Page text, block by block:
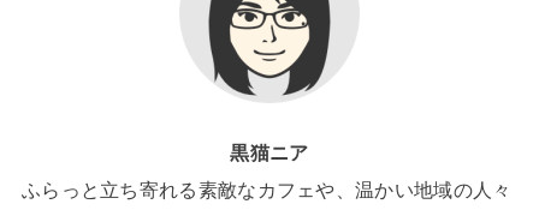
黒猫ニア
ふらっと立ち寄れる素敵なカフェや、温かい地域の人々